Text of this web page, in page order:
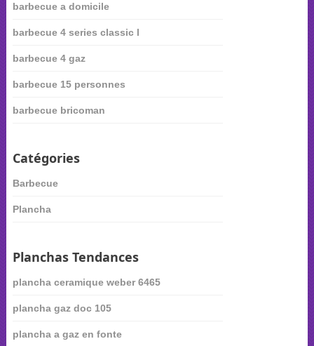
barbecue a domicile
barbecue 4 series classic l
barbecue 4 gaz
barbecue 15 personnes
barbecue bricoman
Catégories
Barbecue
Plancha
Planchas Tendances
plancha ceramique weber 6465
plancha gaz doc 105
plancha a gaz en fonte